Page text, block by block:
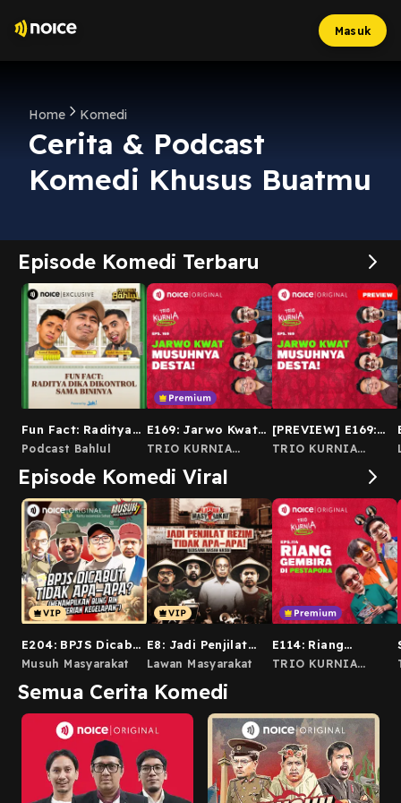
Masuk
Home Komedi
Cerita & Podcast
Komedi Khusus Buatmu
Episode Komedi Terbaru
Fun Fact: Raditya
Dika Dikontrol
Podcast Bahlul
E169: Jarwo Kwat
Musuhnya Desta!
TRIO KURNIA
Andre)
[PREVIEW] E169:
Jarwo Kwat
TRIO KURNIA
Episode Komedi Viral
E204: BPJS Dicabut
Tidak Apa-Apa?
Rin "Kementerian
Musuh Masyarakat
E8: Jadi Penjilat
Rezim Tidak Apa-
Hasan Nasbi)
Lawan Masyarakat
E114: Riang
Gembira Di
TRIO KURNIA
Semua Cerita Komedi